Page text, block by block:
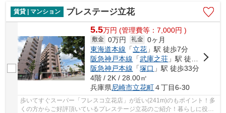
賃貸 | マンション
プレステージ立花
5.5万円 (管理費等：7,000円 )
敷金 0万円 礼金 0ヶ月
東海道本線 「立花 」駅 徒歩7分
阪急神戸本線 「武庫之荘 」駅 徒歩15分
阪急神戸本線 「塚口 」駅 徒歩33分
4階 / 2K / 28.00㎡
兵庫県尼崎市立花町４丁目6-30
歩いてすぐスーパー「フレスコ立花店」が近い(241m)のもポイント！多
くの方からご好評頂いているプレステージ立花のご紹介！暮らしに役立